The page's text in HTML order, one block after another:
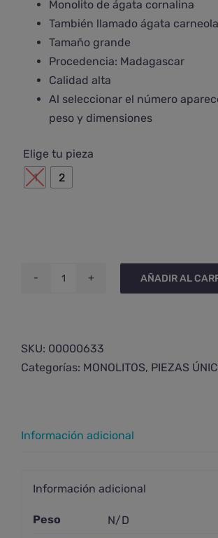
Monolito de ágata cornalina
También llamado ágata carneola
Tamaño grande
Procedencia: Madagascar
Calidad alta
Al seleccionar el número
peso y dimensiones
Elige tu pieza
1 2
cornalina
grande
AÑADIR AL
SKU: 00000633
Categorías: MONOLITOS, PIEZAS
Información adicional
Información adicional
Peso
N/D